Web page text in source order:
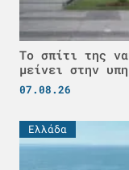
Το σπίτι της
μείνει στην
07.08.26
Ελλάδα